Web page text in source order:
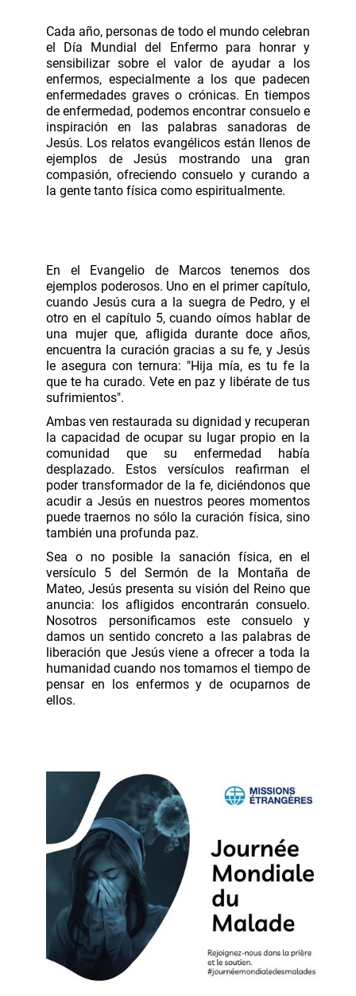
Cada año, personas de todo el mundo celebran
el Día Mundial del Enfermo para honrar y
sensibilizar sobre el valor de ayudar a los
enfermos, especialmente a los que padecen
enfermedades graves o crónicas. En tiempos
de enfermedad, podemos encontrar consuelo e
inspiración en las palabras sanadoras de
Jesús. Los relatos evangélicos están llenos de
ejemplos de Jesús mostrando una gran
compasión, ofreciendo consuelo y curando a
la gente tanto física como espiritualmente.
En el Evangelio de Marcos tenemos dos
ejemplos poderosos. Uno en el primer capítulo,
cuando Jesús cura a la suegra de Pedro, y el
otro en el capítulo 5, cuando oímos hablar de
una mujer que, afligida durante doce años,
encuentra la curación gracias a su fe, y Jesús
le asegura con ternura: "Hija mía, es tu fe la
que te ha curado. Vete en paz y libérate de tus
sufrimientos".
Ambas ven restaurada su dignidad y recuperan
la capacidad de ocupar su lugar propio en la
comunidad que su enfermedad había
desplazado. Estos versículos reafirman el
poder transformador de la fe, diciéndonos que
acudir a Jesús en nuestros peores momentos
puede traernos no sólo la curación física, sino
también una profunda paz.
Sea o no posible la sanación física, en el
versículo 5 del Sermón de la Montaña de
Mateo, Jesús presenta su visión del Reino que
anuncia: los afligidos encontrarán consuelo.
Nosotros personificamos este consuelo y
damos un sentido concreto a las palabras de
liberación que Jesús viene a ofrecer a toda la
humanidad cuando nos tomamos el tiempo de
pensar en los enfermos y de ocuparnos de
ellos.